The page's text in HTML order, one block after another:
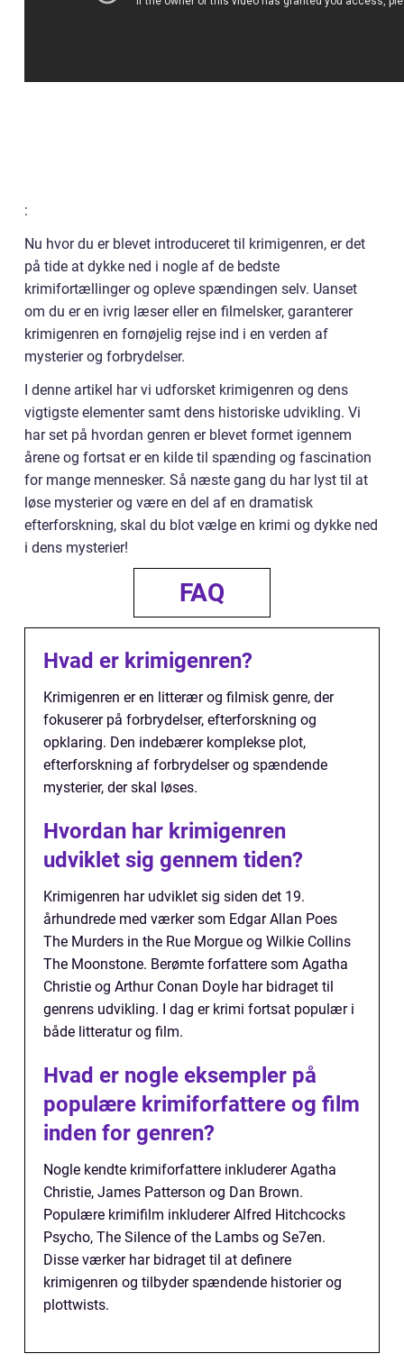
:
Nu hvor du er blevet introduceret til krimigenren, er det
på tide at dykke ned i nogle af de bedste
krimifortællinger og opleve spændingen selv. Uanset
om du er en ivrig læser eller en filmelsker, garanterer
krimigenren en fornøjelig rejse ind i en verden af
mysterier og forbrydelser.
I denne artikel har vi udforsket krimigenren og dens
vigtigste elementer samt dens historiske udvikling. Vi
har set på hvordan genren er blevet formet igennem
årene og fortsat er en kilde til spænding og fascination
for mange mennesker. Så næste gang du har lyst til at
løse mysterier og være en del af en dramatisk
efterforskning, skal du blot vælge en krimi og dykke ned
i dens mysterier!
FAQ
Hvad er krimigenren?
Krimigenren er en litterær og filmisk genre, der
fokuserer på forbrydelser, efterforskning og
opklaring. Den indebærer komplekse plot,
efterforskning af forbrydelser og spændende
mysterier, der skal løses.
Hvordan har krimigenren
udviklet sig gennem tiden?
Krimigenren har udviklet sig siden det 19.
århundrede med værker som Edgar Allan Poes
The Murders in the Rue Morgue og Wilkie Collins
The Moonstone. Berømte forfattere som Agatha
Christie og Arthur Conan Doyle har bidraget til
genrens udvikling. I dag er krimi fortsat populær i
både litteratur og film.
Hvad er nogle eksempler på
populære krimiforfattere og film
inden for genren?
Nogle kendte krimiforfattere inkluderer Agatha
Christie, James Patterson og Dan Brown.
Populære krimifilm inkluderer Alfred Hitchcocks
Psycho, The Silence of the Lambs og Se7en.
Disse værker har bidraget til at definere
krimigenren og tilbyder spændende historier og
plottwists.